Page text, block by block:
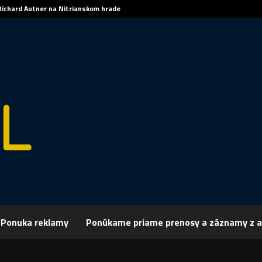
Autner na Nitrianskom hrade
Ponuka reklamy Ponúkame priame prenosy a záznamy z
Archív Šport ŠPORT, HOKEJ – Nitrania tesne zvíťazili v Piešťanoch